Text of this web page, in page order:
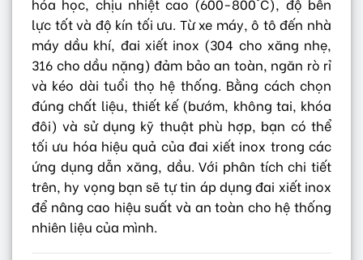
lực tốt và độ kín tối ưu. Từ xe máy, ô tô đến nhà
máy dầu khí, đai xiết inox (304 cho xăng nhẹ,
316 cho dầu nặng) đảm bảo an toàn, ngăn rò rỉ
và kéo dài tuổi thọ hệ thống. Bằng cách chọn
đúng chất liệu, thiết kế (bướm, không tai, khóa
đôi) và sử dụng kỹ thuật phù hợp, bạn có thể
tối ưu hóa hiệu quả của đai xiết inox trong các
ứng dụng dẫn xăng, dầu. Với phân tích chi tiết
trên, hy vọng bạn sẽ tự tin áp dụng đai xiết inox
để nâng cao hiệu suất và an toàn cho hệ thống
nhiên liệu của mình.